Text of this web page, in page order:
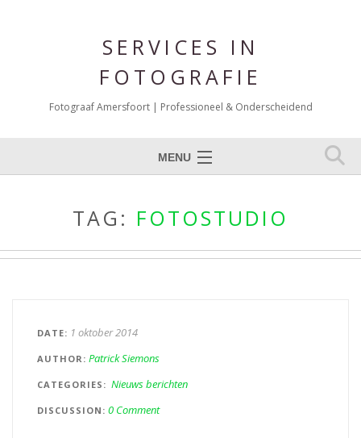
SERVICES IN
FOTOGRAFIE
Fotograaf Amersfoort | Professioneel & Onderscheidend
MENU
Portfolio Fotografie
Over mij
TAG: FOTOSTUDIO
DATE 1 oktober 2014
AUTHOR Patrick Siemons
CATEGORIES Nieuws berichten
DISCUSSION 0 Comment